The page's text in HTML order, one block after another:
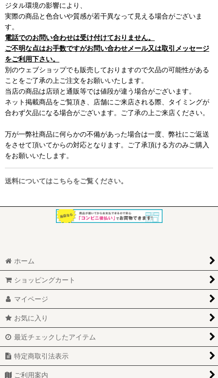
ジタル環境の影響により、
実際の商品と色合いや質感が若干異なって見える場合がございま
す。
電話でのお問い合わせは受け付けておりません。
ご不明な点はお手数ですがお問い合わせメール又は取引メッセージ
をご利用下さい。
別のウェブショップでも販売しておりますので欠品の可能性がある
ことをご了承の上ご注文をお願いいたします。
当店の商品は店頭と通販等では値段が違う場合がございます。
ネット掲載商品をご覧頂き、店舗にご来店される際、タイミングが
合わず欠品になる場合がございます。ご了承の上ご来店ください。
万が一弊社商品に何らかの不備があった場合は一度、弊社にご返送
をさせて頂いてからの対応となります。ご了承頂ける方のみご購入
をお願いいたします。
送料についてはこちらをご覧ください。
ホーム
ショッピングカート
マイページ
お気に入り
最近チェックしたアイテム
特定商取引法表示
ご利用案内